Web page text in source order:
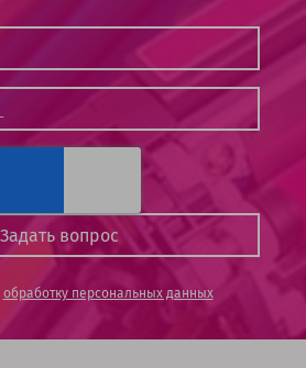
обработку персональных данных